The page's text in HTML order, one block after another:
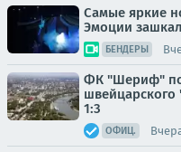
Самые яркие
Эмоции
БЕНДЕРЫ
ФК "Шериф"
швейцарского
1:3
ОФИЦ.